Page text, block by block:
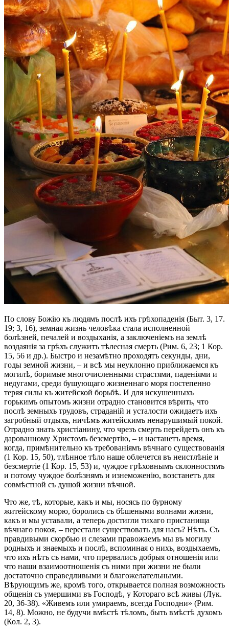
По слову Божію къ людямъ послѣ ихъ грѣхопаденія (Быт. 3, 17.
19; 3, 16), земная жизнь человѣка стала исполненной
болѣзней, печалей и воздыханія, а заключеніемъ на землѣ
воздаянія за грѣхъ служитъ тѣлесная смерть (Рим. 6, 23; 1 Кор.
15, 56 и др.). Быстро и незамѣтно проходятъ секунды, дни,
годы земной жизни, – и всѣ мы неуклонно приближаемся къ
могилѣ, боримые многочисленными страстями, паденіями и
недугами, среди бушующаго жизненнаго моря постепенно
теряя силы къ житейской борьбѣ. И для искушенныхъ
горькимъ опытомъ жизни отрадно становится вѣрить, что
послѣ земныхъ трудовъ, страданій и усталости ожидаетъ ихъ
загробный отдыхъ, ничѣмъ житейскимъ ненарушимый покой.
Отрадно знать христіанину, что чрезъ смерть перейдетъ онъ къ
дарованному Христомъ безсмертію, – и настанетъ время,
когда, примѣнительно къ требованіямъ вѣчнаго существованія
(1 Кор. 15, 50), тлѣнное тѣло наше облечется въ неистлѣніе и
безсмертіе (1 Кор. 15, 53) и, чуждое грѣховнымъ склонностямъ
и потому чуждое болѣзнямъ и изнеможенію, возстанетъ для
совмѣстной съ душой жизни вѣчной.
Что же, тѣ, которые, какъ и мы, носясь по бурному
житейскому морю, боролись съ бѣшеными волнами жизни,
какъ и мы уставали, а теперь достигли тихаго пристанища
вѣчнаго покоя, – перестали существовать для насъ? Нѣтъ. Съ
правдивыми скорбью и слезами правожаемъ мы въ могилу
родныхъ и знаемыхъ и послѣ, вспоминая о нихъ, воздыхаемъ,
что ихъ нѣтъ съ нами, что прервалисъ добрыя отношенія или
что наши взаимоотношенія съ ними при жизни не были
достаточно справедливыми и благожелательными.
Вѣрующимъ же, кромѣ того, открывается полная возможность
общенія съ умершими въ Господѣ, у Котораго всѣ живы (Лук.
20, 36-38). «Живемъ или умираемъ, всегда Господни» (Рим.
14, 8). Можно, не будучи вмѣстѣ тѣломъ, быть вмѣстѣ духомъ
(Кол. 2, 3).